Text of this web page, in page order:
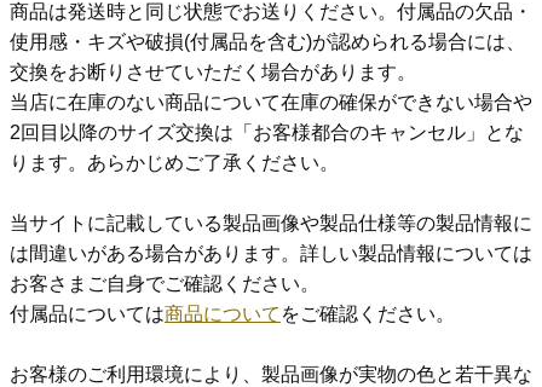
商品は発送時と同じ状態でお送りください。付属品の欠品・
使用感・キズや破損(付属品を含む)が認められる場合には、
交換をお断りさせていただく場合があります。
当店に在庫のない商品について在庫の確保ができない場合や
2回目以降のサイズ交換は「お客様都合のキャンセル」とな
ります。あらかじめご了承ください。
当サイトに記載している製品画像や製品仕様等の製品情報に
は間違いがある場合があります。詳しい製品情報については
お客さまご自身でご確認ください。
付属品については商品について をご確認ください。
お客様のご利用環境により、製品画像が実物の色と若干異な